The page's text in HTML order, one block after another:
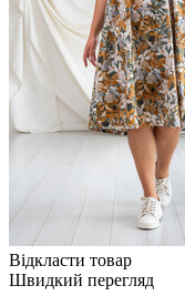
Відкласти товар
Швидкий перегляд